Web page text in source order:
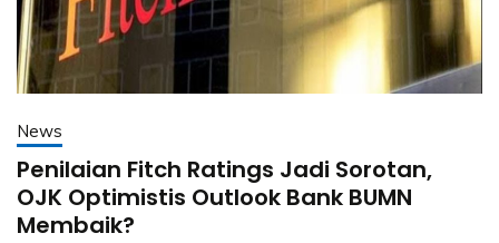
News
Penilaian Fitch Ratings Jadi Sorotan,
OJK Optimistis Outlook Bank BUMN
Membaik?